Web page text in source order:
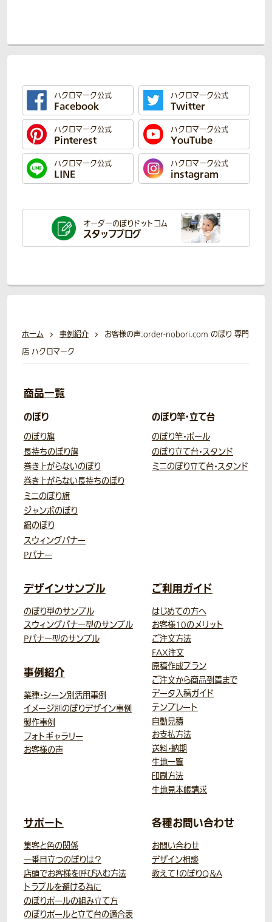
ハクロマーク公式
Facebook
ハクロマーク公式
Twitter
ハクロマーク公式
Pinterest
ハクロマーク公式
YouTube
ハクロマーク公式
LINE
ハクロマーク公式
instagram
オーダーのぼりドットコム
スタッフブログ
ホーム 事例紹介
お客様の声:order-nobori.com のぼり 専門
店 ハクロマーク
商品一覧
のぼり
のぼり旗
長持ちのぼり旗
巻き上がらないのぼり
巻き上がらない長持ちのぼり
ミニのぼり旗
ジャンボのぼり
綿のぼり
スウィングバナー
Pバナー
のぼり竿・立て台
のぼり竿・ポール
のぼり立て台・スタンド
ミニのぼり立て台・スタンド
デザインサンプル
のぼり型のサンプル
スウィングバナー型のサンプル
Pバナー型のサンプル
事例紹介
業種・シーン別活用事例
イメージ別のぼりデザイン事例
製作事例
フォトギャラリー
お客様の声
ご利用ガイド
はじめての方へ
お客様10のメリット
ご注文方法
FAX注文
原稿作成プラン
ご注文から商品到着まで
データ入稿ガイド
テンプレート
自動見積
お支払方法
送料・納期
生地一覧
印刷方法
生地見本帳請求
サポート
集客と色の関係
一番目立つのぼりは？
店頭でお客様を呼び込む方法
トラブルを避ける為に
のぼりポールの組み立て方
のぼりポールと立て台の適合表
各種お問い合わせ
お問い合わせ
デザイン相談
教えて！のぼりQ＆A